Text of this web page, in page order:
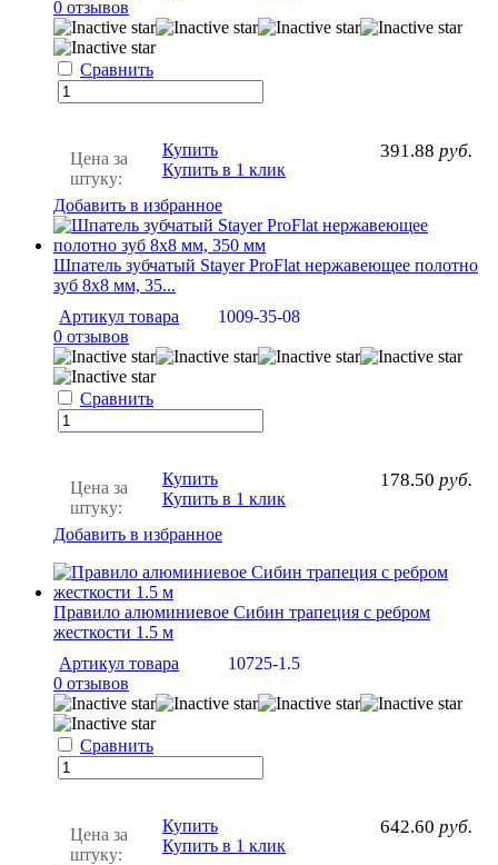
0 отзывов
Сравнить
Цена за
штуку:
391.88 руб.
Купить
Купить в 1 клик
Добавить в избранное
Шпатель зубчатый Stayer ProFlat нержавеющее полотно
зуб 8х8 мм, 35...
Артикул товара
1009-35-08
0 отзывов
Сравнить
Цена за
штуку:
178.50 руб.
Купить
Купить в 1 клик
Добавить в избранное
Правило алюминиевое Сибин трапеция с ребром
жесткости 1.5 м
Артикул товара
10725-1.5
0 отзывов
Сравнить
Цена за
штуку:
642.60 руб.
Купить
Купить в 1 клик